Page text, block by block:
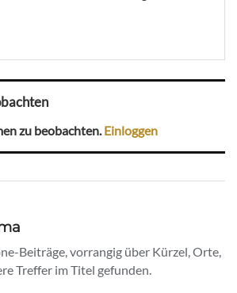
zu beobachten. Einloggen
Beiträge, vorrangig über Kürzel, Orte,
Treffer im Titel gefunden.